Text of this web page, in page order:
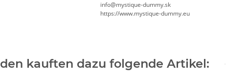
info@mystique-dummy.sk
https://www.mystique-dummy.eu
kauften dazu folgende Artikel: